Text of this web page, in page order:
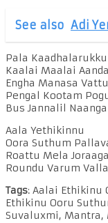
See also Adi
Pala Kaadhalarukku
Kaalai Maalai
Engha Manasa
Pengal Kootam
Bus Jannalil
Aala Yethikinnu
Oora Suthum
Roattu Mela
Roundu Varum
Tags: Aalai Ethikinu
Ethikinu Ooru
Suvaluxmi, Mantra,